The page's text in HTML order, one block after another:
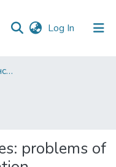
Log In (current)
Навчально-науковий інститут економіки, управління, права та інформаційних технологій
problems of